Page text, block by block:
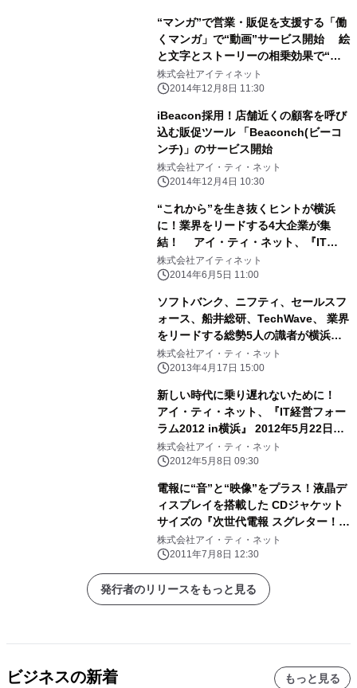
“マンガ”で営業・販促を支援する「働
くマンガ」で“動画”サービス開始 絵
と文字とストーリーの相乗効果で“分
かりにくい”を“分かりやすい”に！
株式会社アイティネット
2014年12月8日 11:30
iBeacon採用！店舗近くの顧客を呼び
込む販促ツール 「Beaconch(ビーコ
ンチ)」のサービス開始
株式会社アイ・ティ・ネット
2014年12月4日 10:30
“これから”を生き抜くヒントが横浜
に！業界をリードする4大企業が集
結！ アイ・ティ・ネット、『IT
INNOVATION フォーラム2014 in横
浜』 2014年6月17日(火)、無料開催！
株式会社アイティネット
2014年6月5日 11:00
ソフトバンク、ニフティ、セールスフ
ォース、船井総研、TechWave、 業界
をリードする総勢5人の識者が横浜に
集結！ これからの経営のあり方、「増
客」「増益」を考える 「IT経営フォー
株式会社アイ・ティ・ネット
2013年4月17日 15:00
新しい時代に乗り遅れないために！
アイ・ティ・ネット、『IT経営フォー
ラム2012 in横浜』 2012年5月22日
(火)、無料開催！
株式会社アイ・ティ・ネット
2012年5月8日 09:30
電報に“音”と“映像”をプラス！液晶デ
ィスプレイを搭載した CDジャケット
サイズの『次世代電報 スグレター！』
を発売
株式会社アイ・ティ・ネット
2011年7月8日 12:30
発行者のリリースをもっと見る
ビジネスの新着 もっと見る